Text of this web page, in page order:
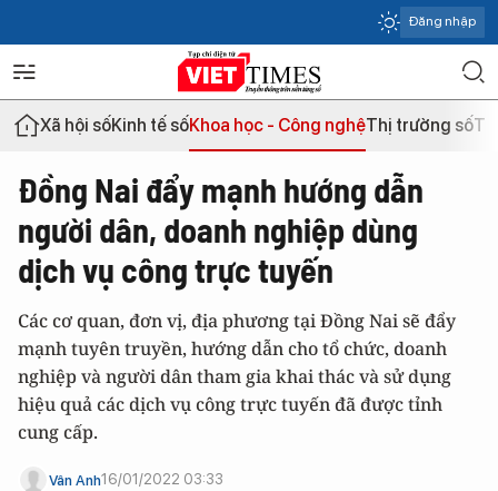
Đăng nhập
Xã hội sốKinh tế sốKhoa học - Công nghệThị trường số
Đồng Nai đẩy mạnh hướng dẫn
người dân, doanh nghiệp dùng
dịch vụ công trực tuyến
Các cơ quan, đơn vị, địa phương tại Đồng Nai sẽ đẩy
mạnh tuyên truyền, hướng dẫn cho tổ chức, doanh
nghiệp và người dân tham gia khai thác và sử dụng
hiệu quả các dịch vụ công trực tuyến đã được tỉnh
cung cấp.
Vân Anh16/01/2022 03:33